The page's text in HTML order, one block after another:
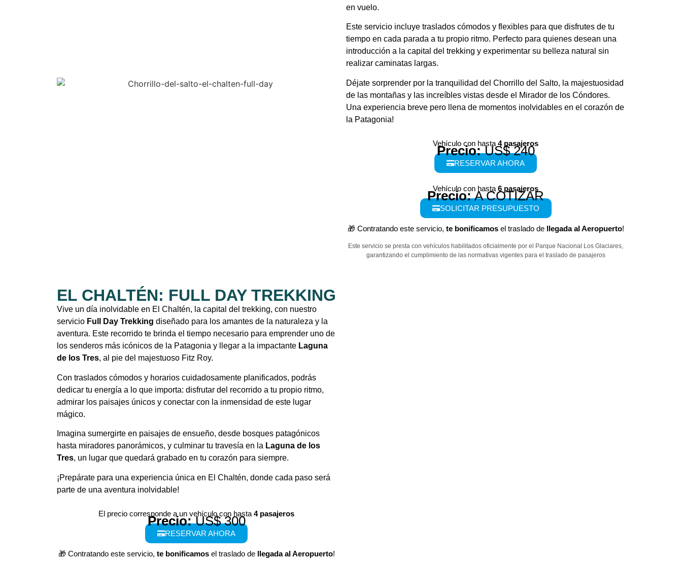
en vuelo.
Este servicio incluye traslados cómodos y flexibles para que disfrutes de tu
tiempo en cada parada a tu propio ritmo. Perfecto para quienes desean una
introducción a la capital del trekking y experimentar su belleza natural sin
realizar caminatas largas.
Déjate sorprender por la tranquilidad del Chorrillo del Salto, la majestuosidad
de las montañas y las increíbles vistas desde el Mirador de los Cóndores.
Una experiencia breve pero llena de momentos inolvidables en el corazón de
la Patagonia!
Vehículo con hasta 4 pasajeros
RESERVAR AHORA
Precio:US$ 240
Vehículo con hasta 6 pasajeros
SOLICITAR PRESUPUESTO
Precio:A COTIZAR
🎁 Contratando este servicio, te bonificamosel traslado de llegada al Aeropuerto!
Este servicio se presta con vehículos habilitados oficialmente por el Parque Nacional Los Glaciares,
garantizando el cumplimiento de las normativas vigentes para el traslado de pasajeros
EL CHALTÉN: FULL DAY TREKKING
Vive un día inolvidable en El Chaltén, la capital del trekking, con nuestro
servicio Full Day Trekking diseñado para los amantes de la naturaleza y la
aventura. Este recorrido te brinda el tiempo necesario para emprender uno de
los senderos más icónicos de la Patagonia y llegar a la impactante Laguna
de los Tres, al pie del majestuoso Fitz Roy.
Con traslados cómodos y horarios cuidadosamente planificados, podrás
dedicar tu energía a lo que importa: disfrutar del recorrido a tu propio ritmo,
admirar los paisajes únicos y conectar con la inmensidad de este lugar
mágico.
Imagina sumergirte en paisajes de ensueño, desde bosques patagónicos
hasta miradores panorámicos, y culminar tu travesía en la Laguna de los
Tres, un lugar que quedará grabado en tu corazón para siempre.
¡Prepárate para una experiencia única en El Chaltén, donde cada paso será
parte de una aventura inolvidable!
El precio corresponde a un vehículo con hasta 4 pasajeros
RESERVAR AHORA
Precio:US$ 300
🎁 Contratando este servicio, te bonificamosel traslado de llegada al Aeropuerto!